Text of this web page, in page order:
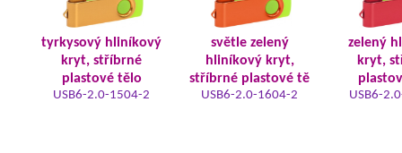
tyrkysový hliníkový
kryt, stříbrné
plastové tělo
USB6-2.0-1504-2
světle zelený
hliníkový kryt,
stříbrné plastové tě
USB6-2.0-1604-2
zelený
kryt,
USB6-